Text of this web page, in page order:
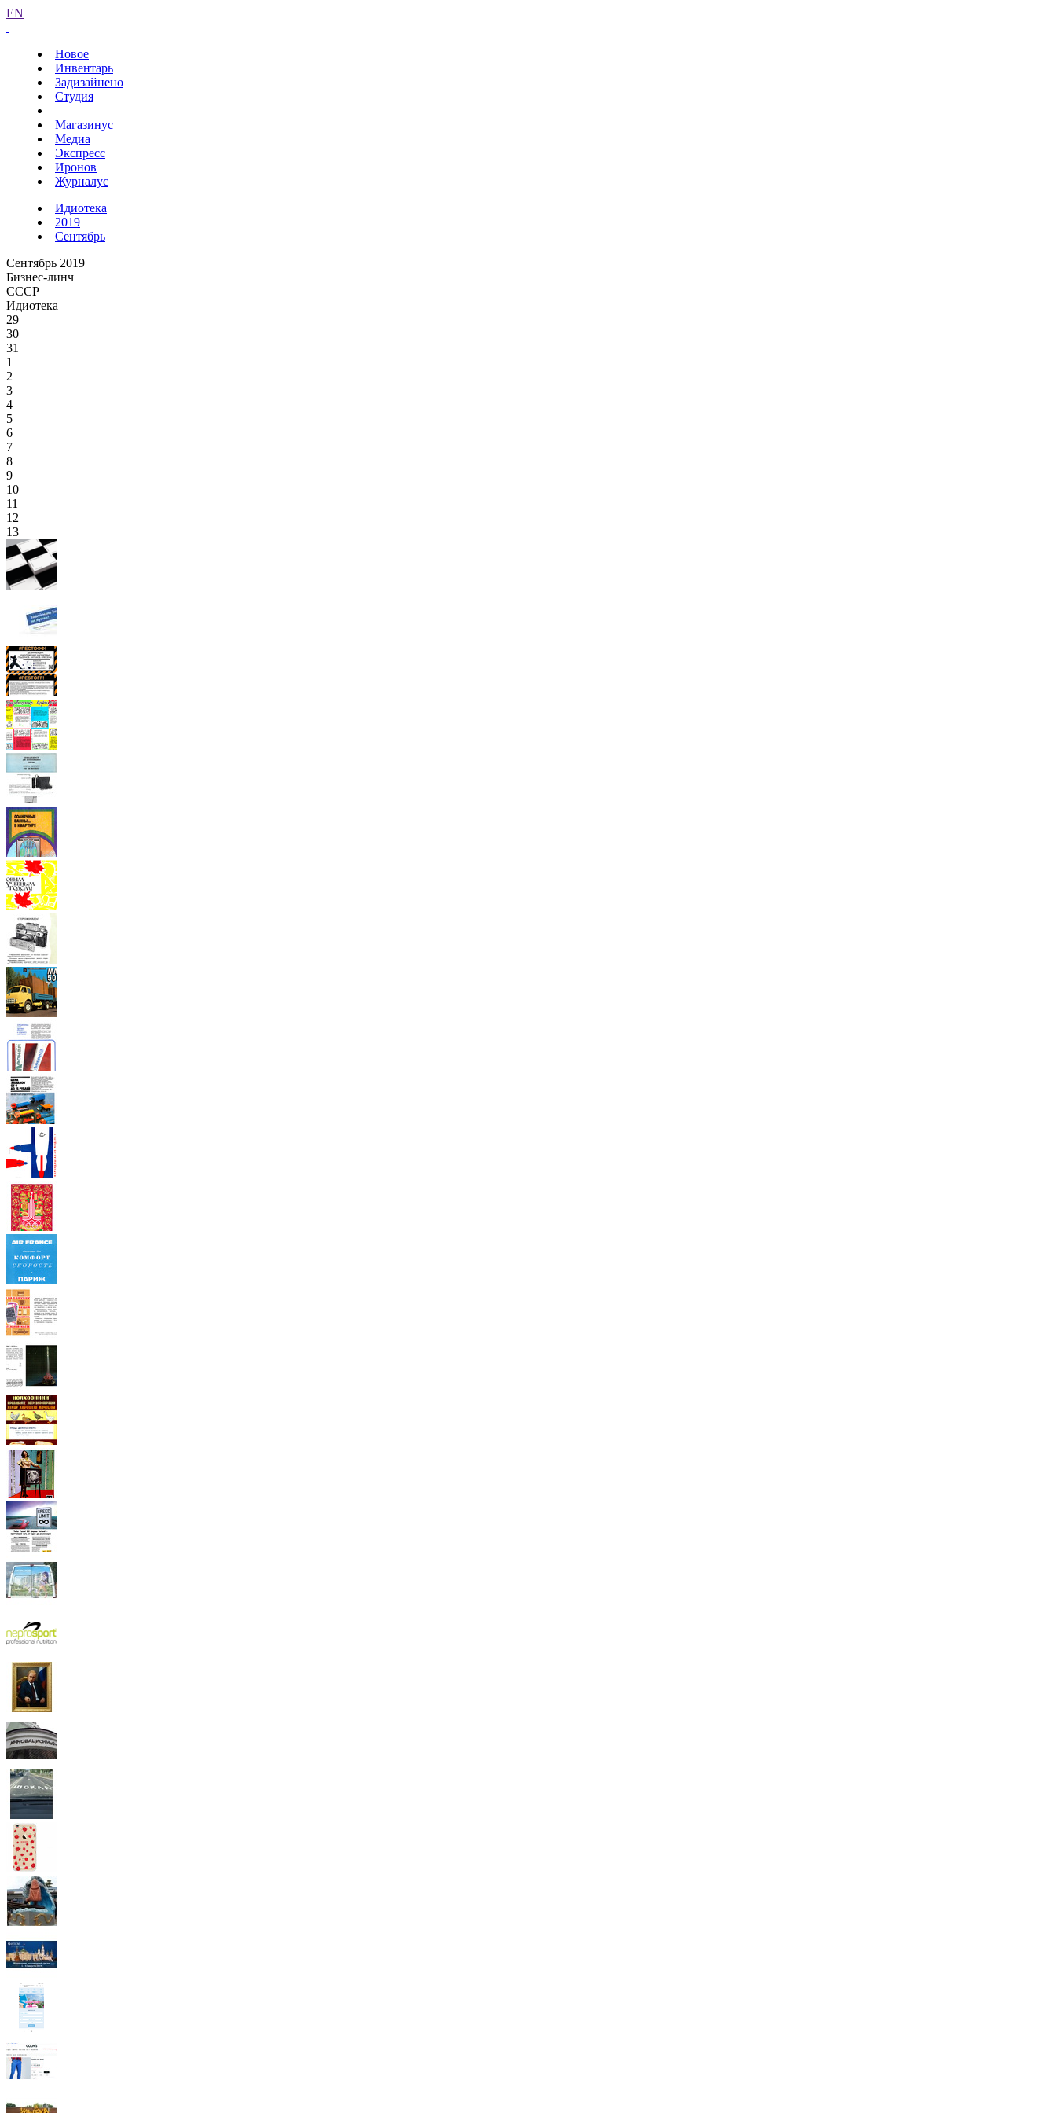
EN
Новое
Инвентарь
Задизайнено
Студия
Магазинус
Медиа
Экспресс
Иронов
Журналус
Идиотека
2019
Сентябрь
Сентябрь 2019
Бизнес-линч
СССР
Идиотека
29
30
31
1
2
3
4
5
6
7
8
9
10
11
12
13